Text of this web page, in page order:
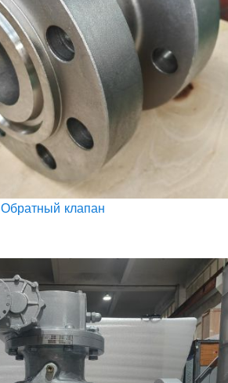
Обратный клапан